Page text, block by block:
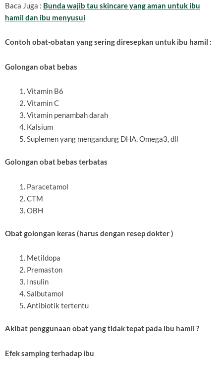
Baca Juga : Bunda wajib tau skincare yang aman untuk ibu
hamil dan ibu menyusui
Contoh obat-obatan yang sering diresepkan untuk ibu hamil :
Golongan obat bebas
Vitamin B6
Vitamin C
Vitamin penambah darah
Kalsium
Suplemen yang mengandung DHA, Omega3, dll
Golongan obat bebas terbatas
Paracetamol
CTM
OBH
Obat golongan keras (harus dengan resep dokter )
Metildopa
Premaston
Insulin
Salbutamol
Antibiotik tertentu
Akibat penggunaan obat yang tidak tepat pada ibu hamil ?
Efek samping terhadap ibu